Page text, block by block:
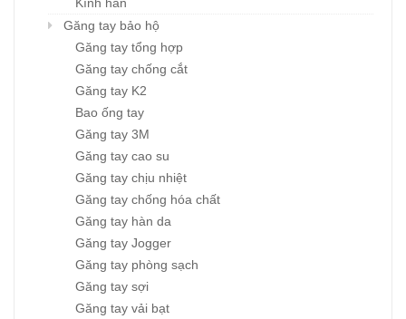
Găng tay bảo hộ
Găng tay tổng hợp
Găng tay chống cắt
Găng tay K2
Bao ống tay
Găng tay 3M
Găng tay cao su
Găng tay chịu nhiệt
Găng tay chống hóa chất
Găng tay hàn da
Găng tay Jogger
Găng tay phòng sạch
Găng tay sợi
Găng tay vải bạt